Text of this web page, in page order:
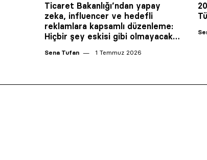
Ticaret Bakanlığı’ndan yapay
zeka, influencer ve hedefli
reklamlara kapsamlı düzenleme:
Hiçbir şey eskisi gibi olmayacak…
Sena Tufan 1 Temmuz 2026